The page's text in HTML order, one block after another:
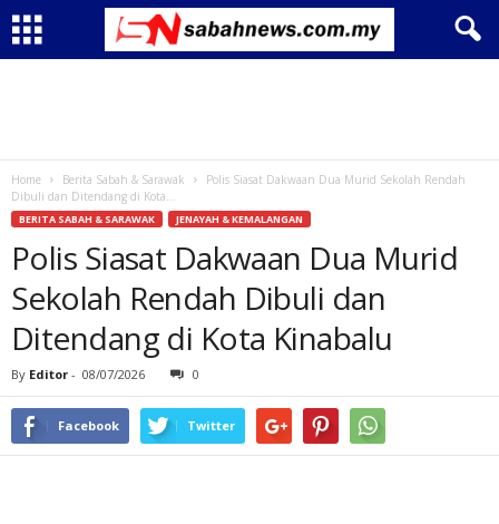
Home Berita Sabah & Sarawak
Polis Siasat Dakwaan Dua Murid Sekolah Rendah
Dibuli dan Ditendang di Kota...
BERITA SABAH & SARAWAK JENAYAH & KEMALANGAN
Polis Siasat Dakwaan Dua Murid
Sekolah Rendah Dibuli dan
Ditendang di Kota Kinabalu
By Editor - 08/07/2026 0
Facebook Twitter